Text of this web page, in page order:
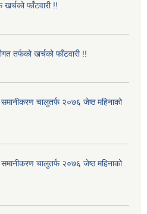
फाँटवारी !!
तर्फको खर्चको फाँटवारी !!
समानीकरण चालुतर्फ २०७६ जेष्ठ महिनाको
समानीकरण चालुतर्फ २०७६ जेष्ठ महिनाको